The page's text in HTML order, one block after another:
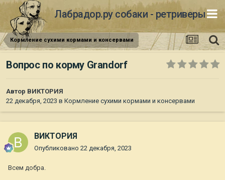
Лабрадор.ру собаки - ретриверы
Кормление сухими кормами и консервами
Вопрос по корму Grandorf
Автор ВИКТОРИЯ
22 декабря, 2023 в Кормление сухими кормами и консервами
ВИКТОРИЯ
Опубликовано 22 декабря, 2023
Всем добра.